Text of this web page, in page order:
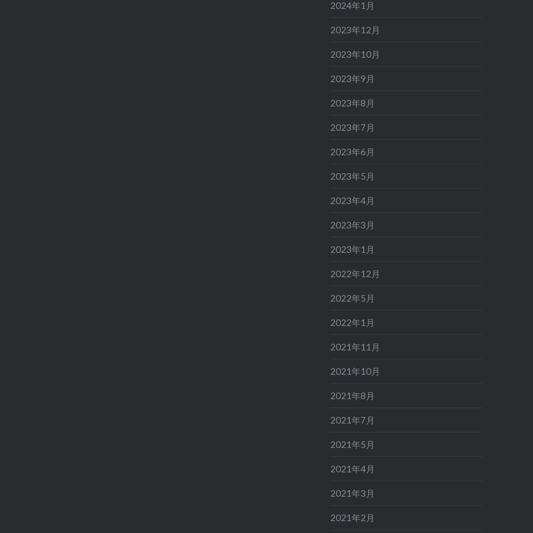
2024年1月
2023年12月
2023年10月
2023年9月
2023年8月
2023年7月
2023年6月
2023年5月
2023年4月
2023年3月
2023年1月
2022年12月
2022年5月
2022年1月
2021年11月
2021年10月
2021年8月
2021年7月
2021年5月
2021年4月
2021年3月
2021年2月